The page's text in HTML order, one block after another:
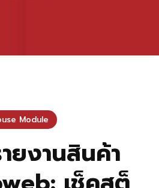
Module
ยงานสินค้า